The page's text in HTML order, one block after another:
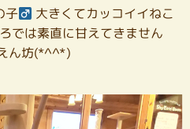
子 大きくてカッコイイねこ
では素直に甘えてきません
ん坊(*^^*)